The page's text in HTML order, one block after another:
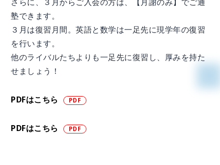
塾できます。
３月は復習月間。英語と数学は一足先に現学年の復習
を行います。
他のライバルたちよりも一足先に復習し、厚みを持た
せましょう！
PDFはこちら
PDFはこちら